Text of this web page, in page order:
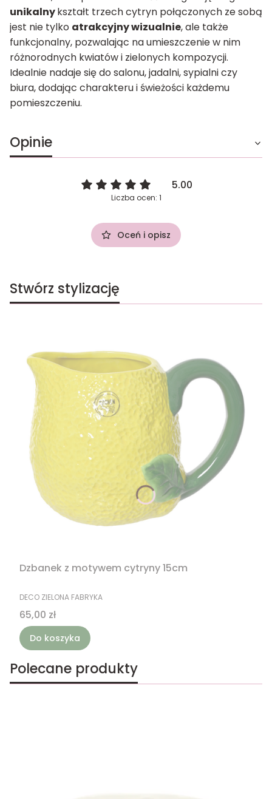
unikalnykształt trzech cytryn połączonych ze sobą
jest nie tylko atrakcyjny wizualnie, ale także
funkcjonalny, pozwalając na umieszczenie w nim
różnorodnych kwiatów i zielonych kompozycji.
Idealnie nadaje się do salonu, jadalni, sypialni czy
biura, dodając charakteru i świeżości każdemu
pomieszczeniu.
Opinie
5.00
Liczba ocen: 1
Oceń i opisz
Stwórz stylizację
Dzbanek z motywem cytryny 15cm
PRODUCENT
DECO ZIELONA FABRYKA
Cena
65,00 zł
Do koszyka
Polecane produkty